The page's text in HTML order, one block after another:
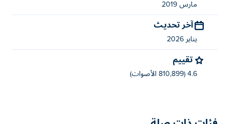
مارس 2019
آخر تحديث
يناير 2026
تقييم
4.6 (810,899 الأصوات)